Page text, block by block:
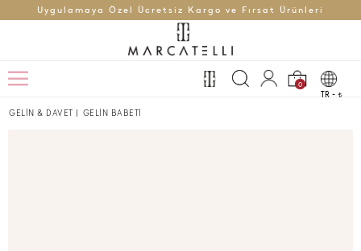
Uygulamaya Özel Ücretsiz Kargo ve Fırsat Ürünleri
0
TR - t
GELİN & DAVET | GELİN BABETİ